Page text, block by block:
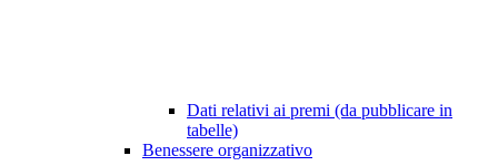
Dati relativi ai premi (da pubblicare in
tabelle)
Benessere organizzativo